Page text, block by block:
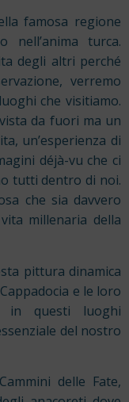
famosa regione
nell’anima turca.
degli altri perché
verremo
che visitiamo.
da fuori ma un
un’esperienza di
déjà-vu che ci
tutti dentro di noi.
che sia davvero
millenaria della
pittura dinamica
e le loro
in questi luoghi
del nostro
delle Fate,